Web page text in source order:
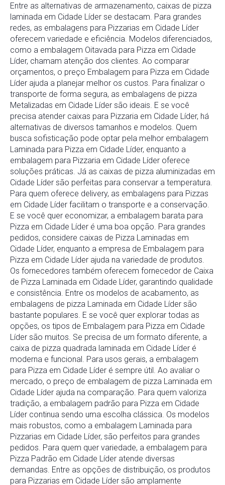
Entre as alternativas de armazenamento, caixas de pizza
laminada em Cidade Líder se destacam. Para grandes
redes, as embalagens para Pizzarias em Cidade Líder
oferecem variedade e eficiência. Modelos diferenciados,
como a embalagem Oitavada para Pizza em Cidade
Líder, chamam atenção dos clientes. Ao comparar
orçamentos, o preço Embalagem para Pizza em Cidade
Líder ajuda a planejar melhor os custos. Para finalizar o
transporte de forma segura, as embalagens de pizza
Metalizadas em Cidade Líder são ideais. E se você
precisa atender caixas para Pizzaria em Cidade Líder, há
alternativas de diversos tamanhos e modelos. Quem
busca sofisticação pode optar pela melhor embalagem
Laminada para Pizza em Cidade Líder, enquanto a
embalagem para Pizzaria em Cidade Líder oferece
soluções práticas. Já as caixas de pizza aluminizadas em
Cidade Líder são perfeitas para conservar a temperatura.
Para quem oferece delivery, as embalagens para Pizzas
em Cidade Líder facilitam o transporte e a conservação.
E se você quer economizar, a embalagem barata para
Pizza em Cidade Líder é uma boa opção. Para grandes
pedidos, considere caixas de Pizza Laminadas em
Cidade Líder, enquanto a empresa de Embalagem para
Pizza em Cidade Líder ajuda na variedade de produtos.
Os fornecedores também oferecem fornecedor de Caixa
de Pizza Laminada em Cidade Líder, garantindo qualidade
e consistência. Entre os modelos de acabamento, as
embalagens de pizza Laminada em Cidade Líder são
bastante populares. E se você quer explorar todas as
opções, os tipos de Embalagem para Pizza em Cidade
Líder são muitos. Se precisa de um formato diferente, a
caixa de pizza quadrada laminada em Cidade Líder é
moderna e funcional. Para usos gerais, a embalagem
para Pizza em Cidade Líder é sempre útil. Ao avaliar o
mercado, o preço de embalagem de pizza Laminada em
Cidade Líder ajuda na comparação. Para quem valoriza
tradição, a embalagem padrão para Pizza em Cidade
Líder continua sendo uma escolha clássica. Os modelos
mais robustos, como a embalagem Laminada para
Pizzarias em Cidade Líder, são perfeitos para grandes
pedidos. Para quem quer variedade, a embalagem para
Pizza Padrão em Cidade Líder atende diversas
demandas. Entre as opções de distribuição, os produtos
para Pizzarias em Cidade Líder são amplamente